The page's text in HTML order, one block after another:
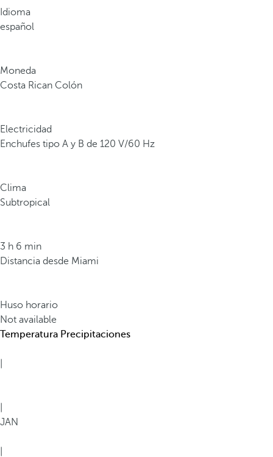
Idioma
español
Moneda
Costa Rican Colón
Electricidad
Enchufes tipo A y B de 120 V/60 Hz
Clima
Subtropical
3 h 6 min
Distancia desde Miami
Huso horario
Not available
Temperatura Precipitaciones
JAN
e
5
a
b
d